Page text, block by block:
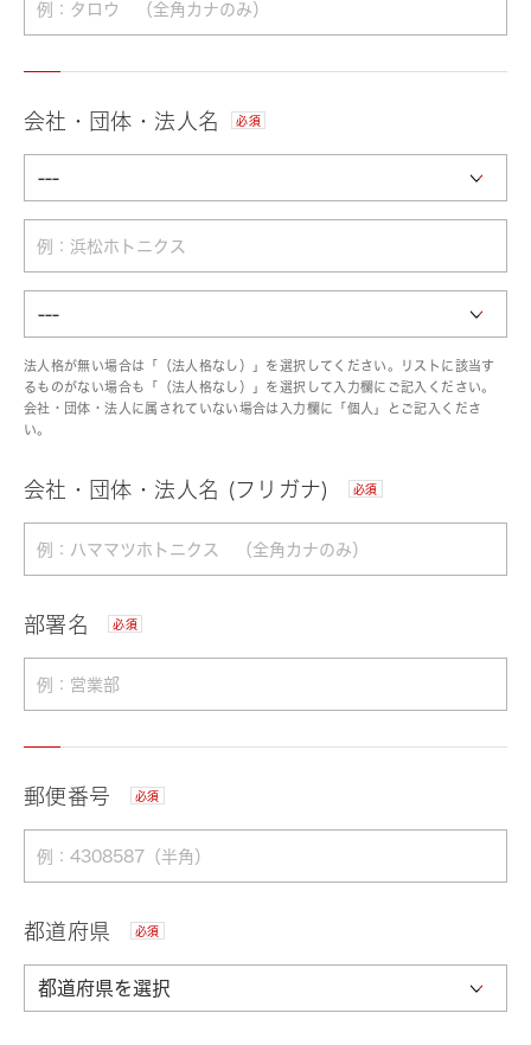
会社・団体・法人名 必須
法人格が無い場合は「（法人格なし）」を選択してください。リストに該当す
るものがない場合も「（法人格なし）」を選択して入力欄にご記入ください。
会社・団体・法人に属されていない場合は入力欄に「個人」とご記入くださ
い。
会社・団体・法人名 (フリガナ) 必須
部署名 必須
郵便番号 必須
都道府県 必須